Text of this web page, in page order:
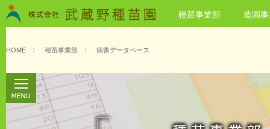
種苗事業部 造園
HOME 〉 種苗事業部 〉 病害データベース